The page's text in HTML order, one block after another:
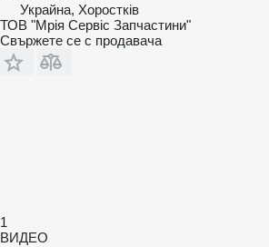
Украйна, Хоростків
ТОВ "Мрія Сервіс Запчастини"
Свържете се с продавача
1
ВИДЕО